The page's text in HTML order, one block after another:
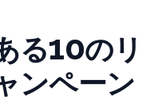
る10のリ
ンペーン